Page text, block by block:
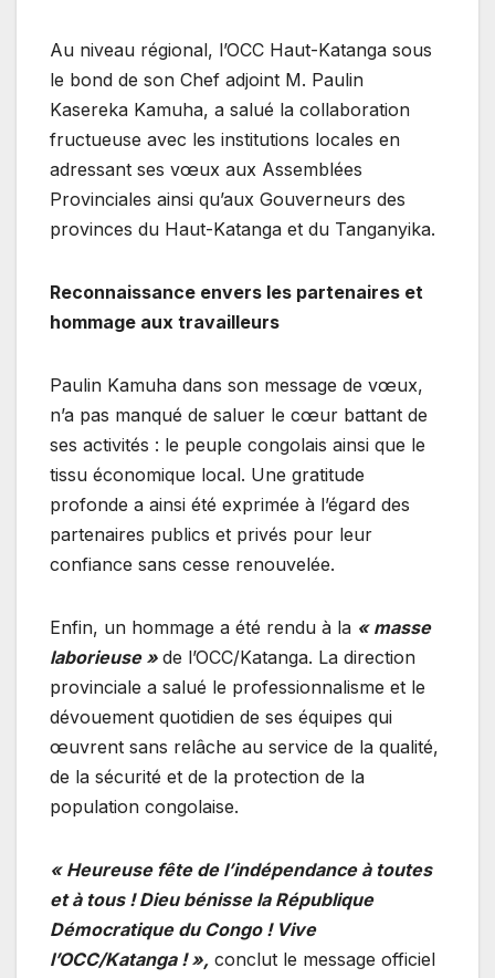
​Au niveau régional, l’OCC Haut-Katanga sous
le bond de son Chef adjoint M. Paulin
Kasereka Kamuha, a salué la collaboration
fructueuse avec les institutions locales en
adressant ses vœux aux Assemblées
Provinciales ainsi qu’aux Gouverneurs des
provinces du Haut-Katanga et du Tanganyika.
Reconnaissance envers les partenaires et
hommage aux travailleurs
​Paulin Kamuha dans son message de vœux,
n’a pas manqué de saluer le cœur battant de
ses activités : le peuple congolais ainsi que le
tissu économique local. Une gratitude
profonde a ainsi été exprimée à l’égard des
partenaires publics et privés pour leur
confiance sans cesse renouvelée.
​Enfin, un hommage a été rendu à la « masse
laborieuse » de l’OCC/Katanga. La direction
provinciale a salué le professionnalisme et le
dévouement quotidien de ses équipes qui
œuvrent sans relâche au service de la qualité,
de la sécurité et de la protection de la
population congolaise.
« Heureuse fête de l’indépendance à toutes
et à tous ! Dieu bénisse la République
Démocratique du Congo ! Vive
l’OCC/Katanga ! », conclut le message officiel